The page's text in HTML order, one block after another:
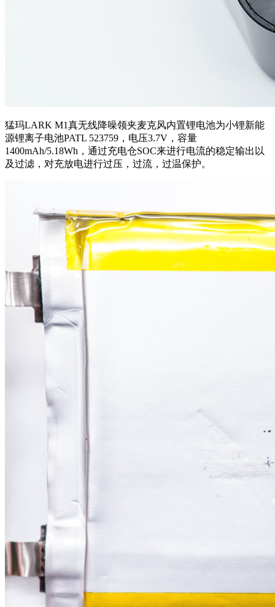
猛玛LARK M1真无线降噪领夹麦克风内置锂电池为小锂新能
源锂离子电池PATL 523759，电压3.7V，容量
1400mAh/5.18Wh，通过充电仓SOC来进行电流的稳定输出以
及过滤，对充放电进行过压，过流，过温保护。